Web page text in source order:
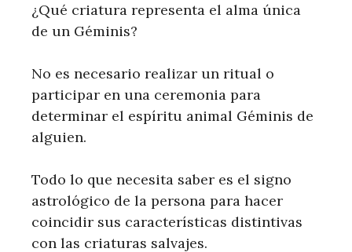
¿Qué criatura representa el alma única
de un Géminis?
No es necesario realizar un ritual o
participar en una ceremonia para
determinar el espíritu animal Géminis de
alguien.
Todo lo que necesita saber es el signo
astrológico de la persona para hacer
coincidir sus características distintivas
con las criaturas salvajes.